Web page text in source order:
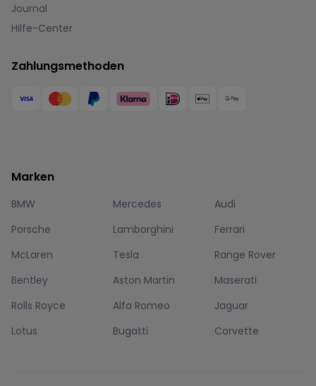
Journal
Hilfe-Center
Zahlungsmethoden
Marken
BMW Mercedes
Audi
Porsche
Lamborghini
Ferrari
McLaren
Tesla
Range Rover
Bentley
Aston Martin
Maserati
Rolls Royce
Alfa Romeo
Jaguar
Lotus
Bugatti Corvette